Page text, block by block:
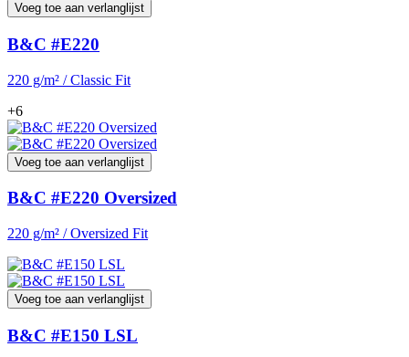
Voeg toe aan verlanglijst
B&C #E220
220 g/m² / Classic Fit
+6
Voeg toe aan verlanglijst
B&C #E220 Oversized
220 g/m² / Oversized Fit
Voeg toe aan verlanglijst
B&C #E150 LSL